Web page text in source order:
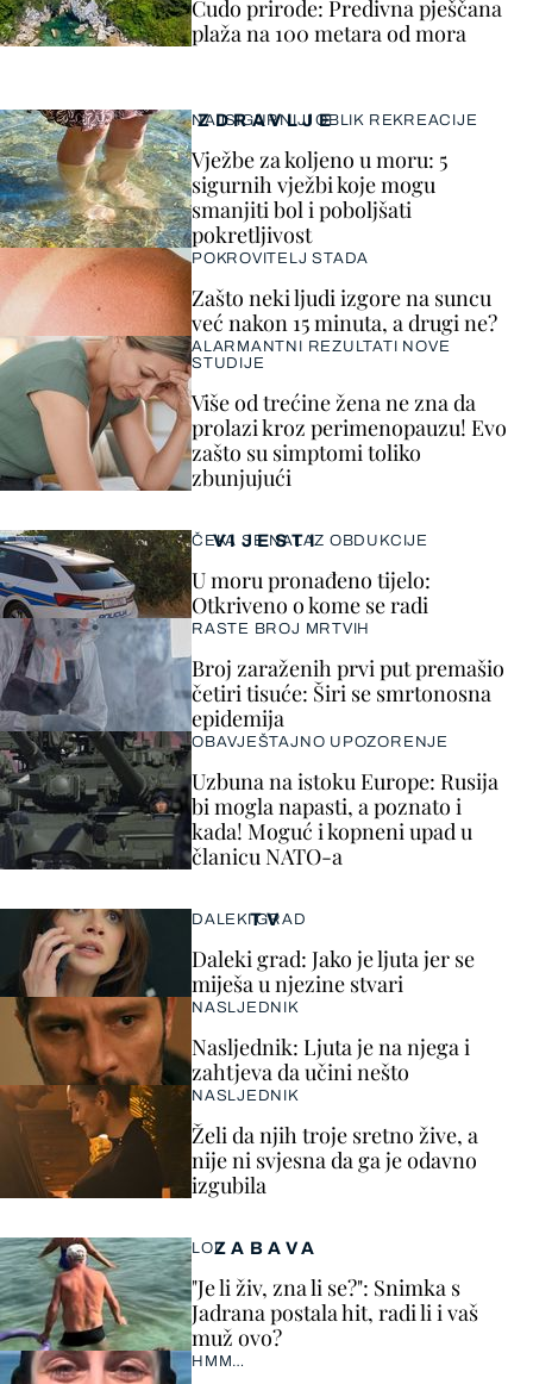
VIJESTI
ČEKA SE NALAZ OBDUKCIJE
U moru pronađeno tijelo:
Otkriveno o kome se radi
RASTE BROJ MRTVIH
Broj zaraženih prvi put premašio
četiri tisuće: Širi se smrtonosna
epidemija
OBAVJEŠTAJNO UPOZORENJE
Uzbuna na istoku Europe: Rusija
bi mogla napasti, a poznato i
kada! Moguć i kopneni upad u
članicu NATO-a
ZDRAVLJE
NAJSIGURNIJI OBLIK REKREACIJE
Vježbe za koljeno u moru: 5
sigurnih vježbi koje mogu
smanjiti bol i poboljšati
pokretljivost
POKROVITELJ STADA
Zašto neki ljudi izgore na suncu
već nakon 15 minuta, a drugi ne?
ALARMANTNI REZULTATI NOVE
STUDIJE
Više od trećine žena ne zna da
prolazi kroz perimenopauzu! Evo
zašto su simptomi toliko
zbunjujući
ZABAVA
LOL
"Je li živ, zna li se?": Snimka s
Jadrana postala hit, radi li i vaš
muž ovo?
HMM…
TV
DALEKI GRAD
Daleki grad: Jako je ljuta jer se
miješa u njezine stvari
NASLJEDNIK
Nasljednik: Ljuta je na njega i
zahtjeva da učini nešto
NASLJEDNIK
Želi da njih troje sretno žive, a
nije ni svjesna da ga je odavno
izgubila
Čudo prirode: Predivna pješčana
plaža na 100 metara od mora